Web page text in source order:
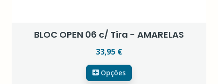
BLOC OPEN 06 c/ Tira - AMARELAS
33,95 €
Opções